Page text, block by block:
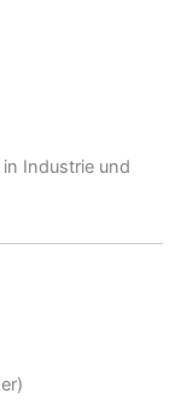
Industrie und